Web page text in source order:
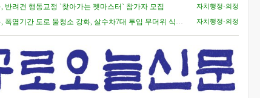
반려견 행동교정 `찾아가는 펫마스터` 참가자 모집 자치행정·의정
폭염기간 도로 물청소 강화, 살수차7대 투입 무더위 식힌
자치행정·의정